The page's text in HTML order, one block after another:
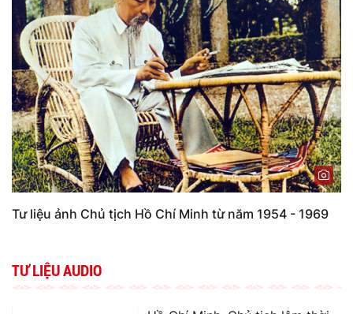
Tư liệu ảnh Chủ tịch Hồ Chí Minh từ năm 1954 - 1969
TƯ LIỆU AUDIO